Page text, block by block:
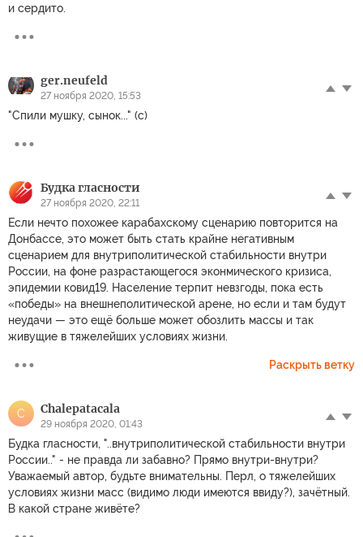
и сердито.
ger.neufeld
27 ноября 2020, 15:53
"Спили мушку, сынок..." (c)
Будка гласности
27 ноября 2020, 22:11
Если нечто похожее карабахскому сценарию повторится на
Донбассе, это может быть стать крайне негативным
сценарием для внутриполитической стабильности внутри
России, на фоне разрастающегося эконмического кризиса,
эпидемии ковид19. Население терпит невзгоды, пока есть
«победы» на внешнеполитической арене, но если и там будут
неудачи — это ещё больше может обозлить массы и так
живущие в тяжелейших условиях жизни.
Раскрыть ветку
C Chalepatacala
29 ноября 2020, 01:43
Будка гласности, "..внутриполитической стабильности внутри
России.." - не правда ли забавно? Прямо внутри-внутри?
Уважаемый автор, будьте внимательны. Перл, о тяжелейших
условиях жизни масс (видимо люди имеются ввиду?), зачётный.
В какой стране живёте?